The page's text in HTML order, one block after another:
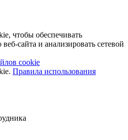
чтобы обеспечивать
сайта и анализировать сетевой
cookie
Правила использования